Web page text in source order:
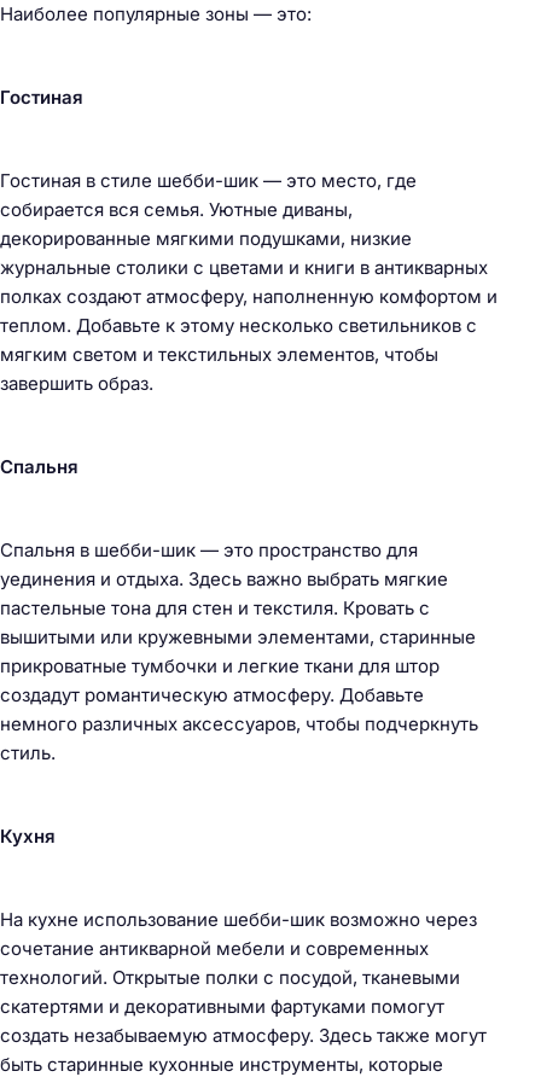
Наиболее популярные зоны — это:
Гостиная
Гостиная в стиле шебби-шик — это место, где
собирается вся семья. Уютные диваны,
декорированные мягкими подушками, низкие
журнальные столики с цветами и книги в антикварных
полках создают атмосферу, наполненную комфортом и
теплом. Добавьте к этому несколько светильников с
мягким светом и текстильных элементов, чтобы
завершить образ.
Спальня
Спальня в шебби-шик — это пространство для
уединения и отдыха. Здесь важно выбрать мягкие
пастельные тона для стен и текстиля. Кровать с
вышитыми или кружевными элементами, старинные
прикроватные тумбочки и легкие ткани для штор
создадут романтическую атмосферу. Добавьте
немного различных аксессуаров, чтобы подчеркнуть
стиль.
Кухня
На кухне использование шебби-шик возможно через
сочетание антикварной мебели и современных
технологий. Открытые полки с посудой, тканевыми
скатертями и декоративными фартуками помогут
создать незабываемую атмосферу. Здесь также могут
быть старинные кухонные инструменты, которые